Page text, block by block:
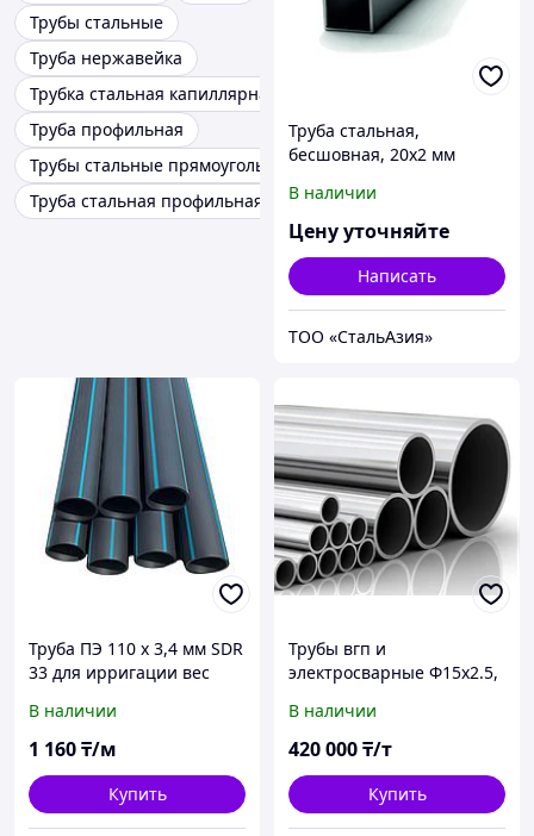
Трубы стальные
Труба нержавейка
Трубка стальная капиллярная
Труба профильная
Трубы стальные прямоугольные
Труба стальная профильная
Труба стальная,
бесшовная, 20х2 мм
В наличии
Цену уточняйте
Написать
ТОО «СтальАзия»
Труба ПЭ 110 х 3,4 мм SDR
33 для ирригации вес
32415-2013
В наличии
1 160₸/м
Купить
Трубы вгп и
электросварные Ф15х2.5,
В наличии
420 000₸/т
Купить